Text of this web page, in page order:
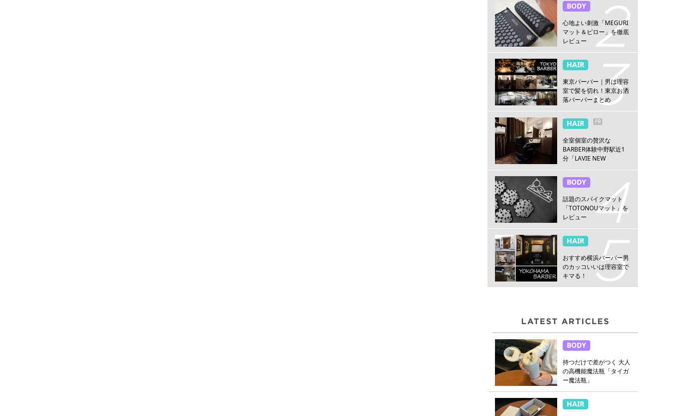
BODY
心地よい刺激「MEGURI
マット＆ピロー」を徹底
レビュー
HAIR
東京バーバー｜男は理容
室で髪を切れ！東京お洒
落バーバーまとめ
HAIR PR
全室個室の贅沢な
BARBER体験中野駅近1
分「LAVIE NEW
野」
BODY
話題のスパイクマット
「TOTONOUマット」を
レビュー
HAIR
おすすめ横浜バーバー男
のカッコいいは理容室で
キマる！
BODY
持つだけで差がつく 大人
の高機能魔法瓶「タイガ
ー魔法瓶」
HAIR